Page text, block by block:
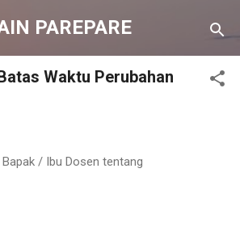
ke konten utama
PAREPARE
Waktu Perubahan
/ Ibu Dosen tentang